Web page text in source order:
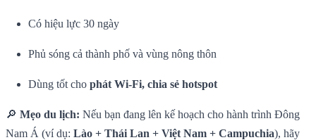
Có hiệu lực 30 ngày
Phủ sóng cả thành phố và vùng nông thôn
Dùng tốt cho phát Wi-Fi, chia sẻ hotspot
🔎 Mẹo du lịch: Nếu bạn đang lên kế hoạch cho hành trình Đông
Nam Á (ví dụ: Lào + Thái Lan + Việt Nam + Campuchia), hãy